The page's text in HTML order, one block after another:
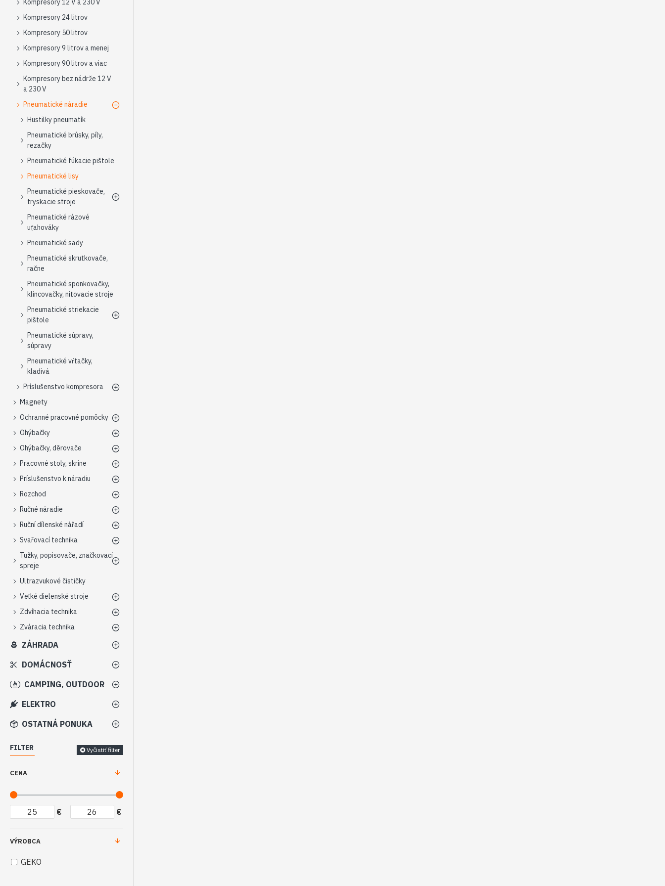
Kompresory 12 V a 230 V
Kompresory 24 litrov
Kompresory 50 litrov
Kompresory 9 litrov a menej
Kompresory 90 litrov a viac
Kompresory bez nádrže 12 V
a 230 V
Pneumatické náradie
Hustilky pneumatík
Pneumatické brúsky, píly,
rezačky
Pneumatické fúkacie pištole
Pneumatické lisy
Pneumatické pieskovače,
tryskacie stroje
Pneumatické rázové
uťahováky
Pneumatické sady
Pneumatické skrutkovače,
račne
Pneumatické sponkovačky,
klincovačky, nitovacie stroje
Pneumatické striekacie
pištole
Pneumatické súpravy,
súpravy
Pneumatické vŕtačky,
kladivá
Príslušenstvo kompresora
Magnety
Ochranné pracovné pomôcky
Ohýbačky
Ohýbačky, děrovače
Pracovné stoly, skrine
Príslušenstvo k náradiu
Rozchod
Ručné náradie
Ruční dílenské nářadí
Svařovací technika
Tužky, popisovače, značkovací
spreje
Ultrazvukové čističky
Veľké dielenské stroje
Zdvíhacia technika
Zváracia technika
ZÁHRADA
DOMÁCNOSŤ
CAMPING, OUTDOOR
ELEKTRO
OSTATNÁ PONUKA
FILTER Vyčistiť filter
CENA
€ €
VÝROBCA
GEKO